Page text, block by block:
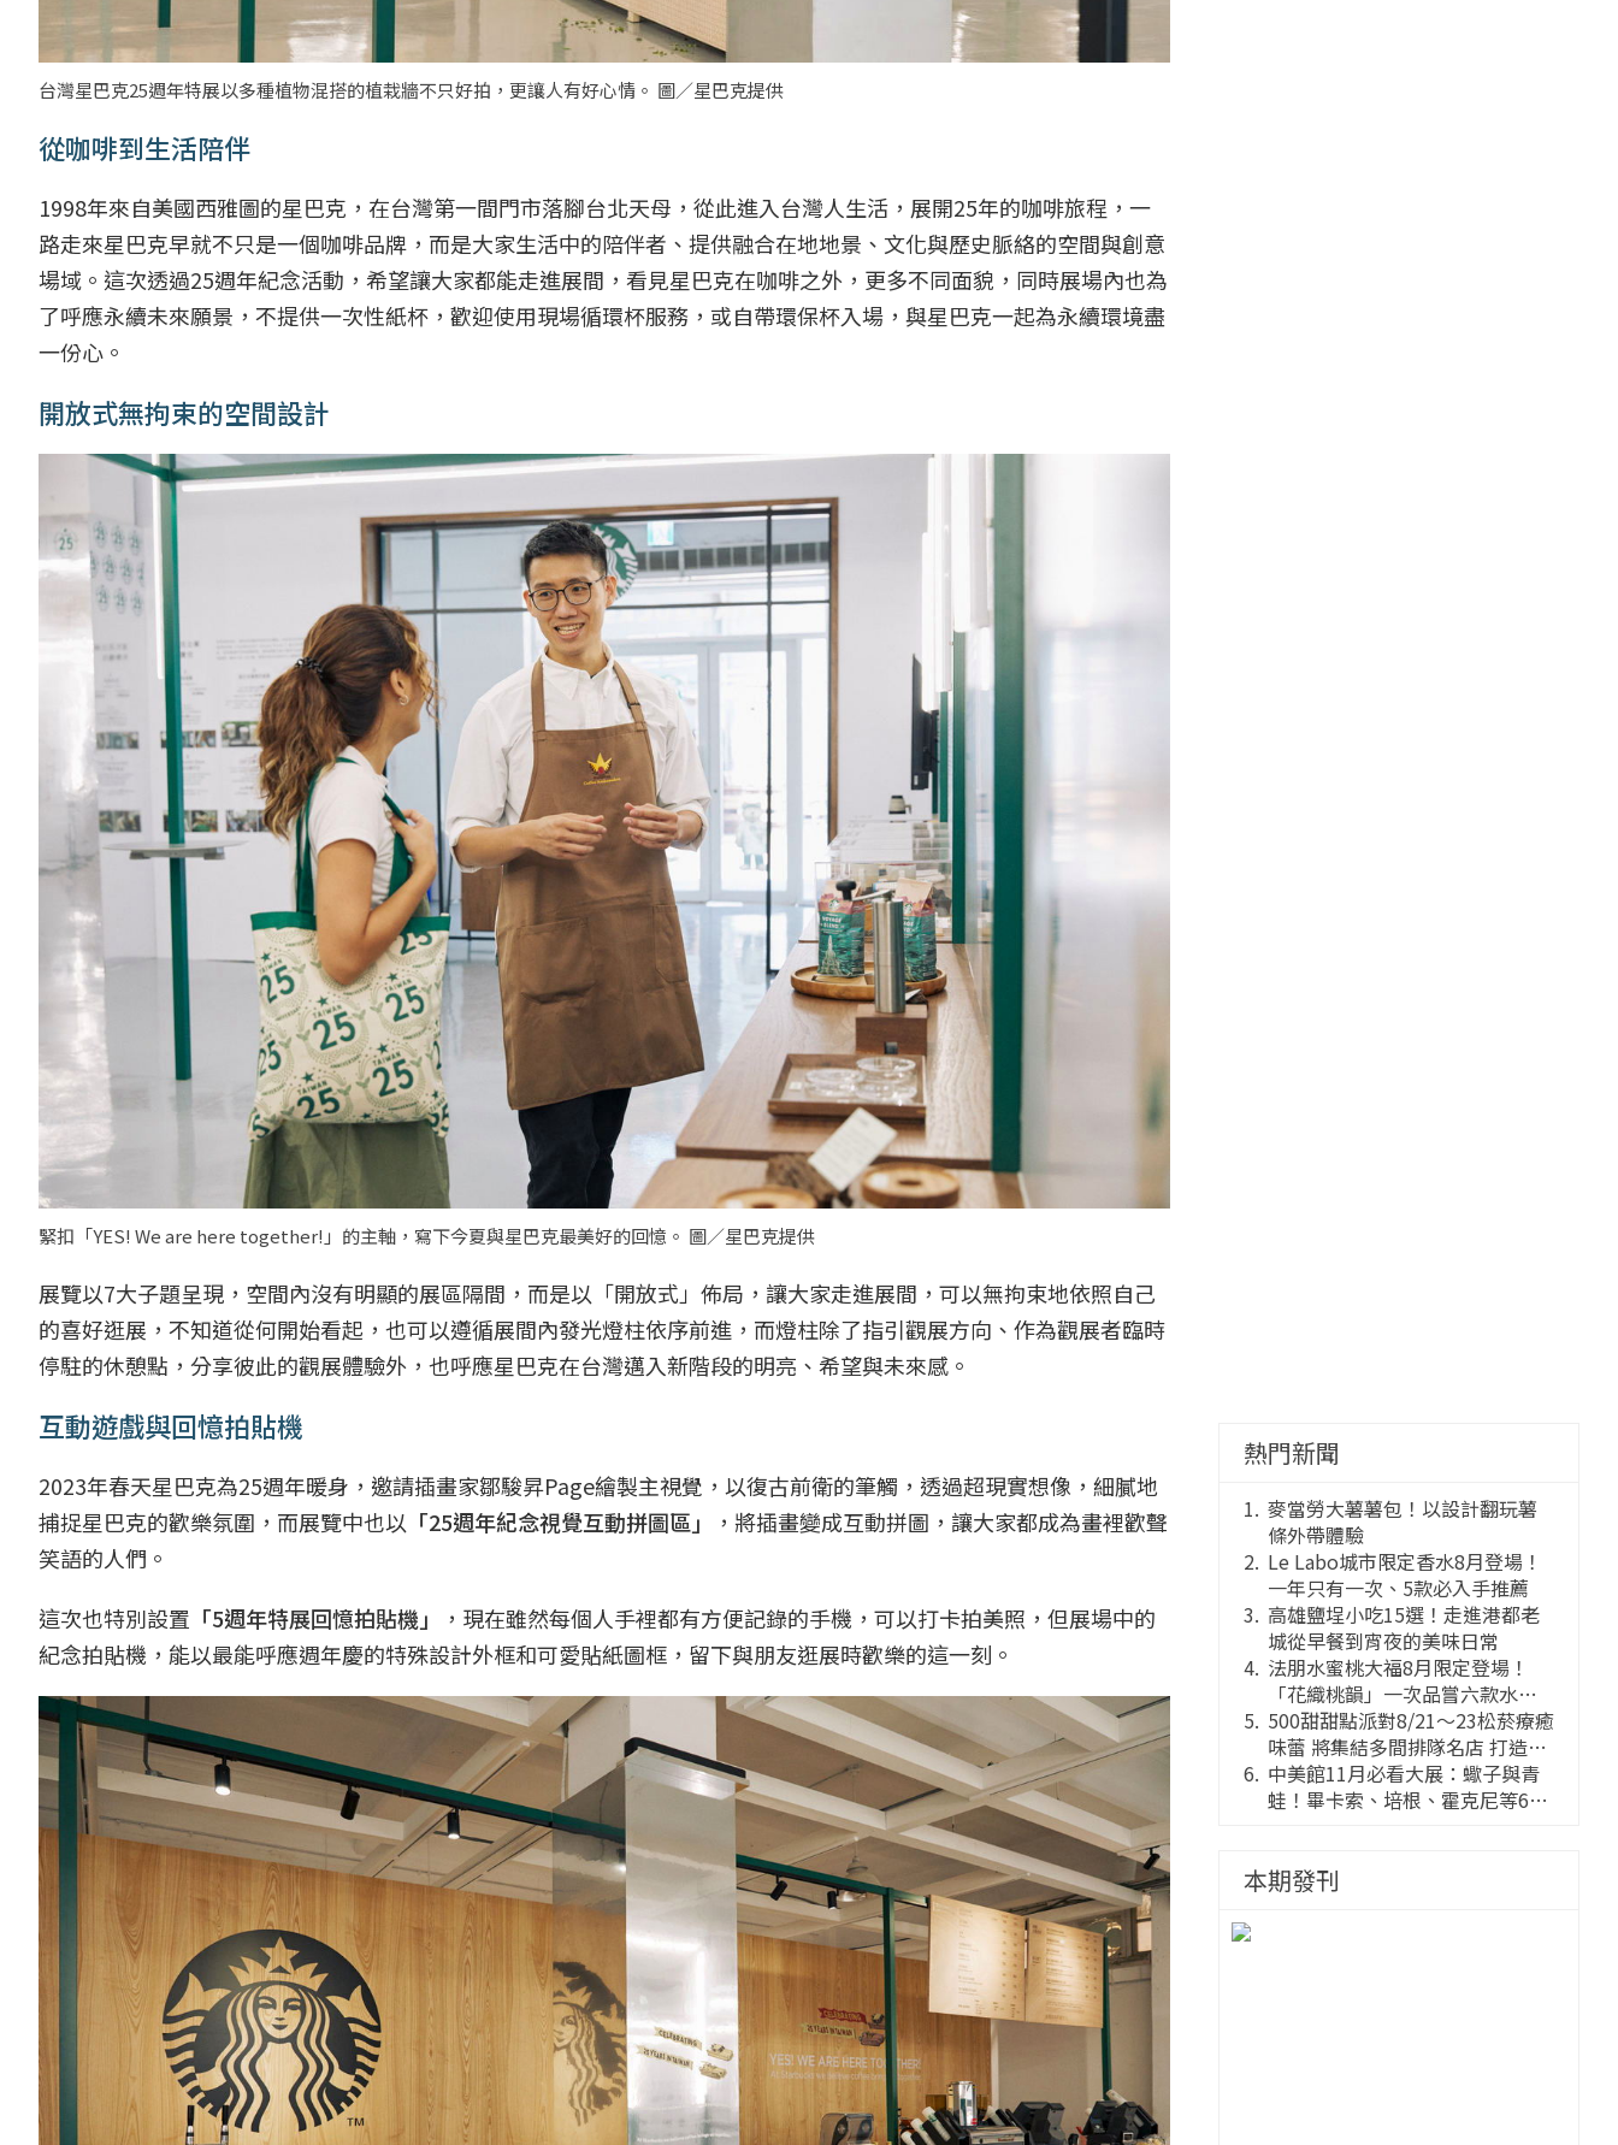
台灣星巴克25週年特展以多種植物混搭的植栽牆不只好拍，更讓人有好心情。 圖／星巴克提供
從咖啡到生活陪伴
1998年來自美國西雅圖的星巴克，在台灣第一間門市落腳台北天母，從此進入台灣人生活，展開25年的咖啡旅程，一
路走來星巴克早就不只是一個咖啡品牌，而是大家生活中的陪伴者、提供融合在地地景、文化與歷史脈絡的空間與創意
場域。這次透過25週年紀念活動，希望讓大家都能走進展間，看見星巴克在咖啡之外，更多不同面貌，同時展場內也為
了呼應永續未來願景，不提供一次性紙杯，歡迎使用現場循環杯服務，或自帶環保杯入場，與星巴克一起為永續環境盡
一份心。
開放式無拘束的空間設計
緊扣「YES! We are here together!」的主軸，寫下今夏與星巴克最美好的回憶。 圖／星巴克提供
展覽以7大子題呈現，空間內沒有明顯的展區隔間，而是以「開放式」佈局，讓大家走進展間，可以無拘束地依照自己
的喜好逛展，不知道從何開始看起，也可以遵循展間內發光燈柱依序前進，而燈柱除了指引觀展方向、作為觀展者臨時
停駐的休憩點，分享彼此的觀展體驗外，也呼應星巴克在台灣邁入新階段的明亮、希望與未來感。
互動遊戲與回憶拍貼機
2023年春天星巴克為25週年暖身，邀請插畫家鄒駿昇Page繪製主視覺，以復古前衛的筆觸，透過超現實想像，細膩地
捕捉星巴克的歡樂氛圍，而展覽中也以 「25週年紀念視覺互動拼圖區」
，將插畫變成互動拼圖，讓大家都成為畫裡歡聲
笑語的人們。
這次也特別設置 「5週年特展回憶拍貼機」
，現在雖然每個人手裡都有方便記錄的手機，可以打卡拍美照，但展場中的
紀念拍貼機，能以最能呼應週年慶的特殊設計外框和可愛貼紙圖框，留下與朋友逛展時歡樂的這一刻。
熱門新聞
麥當勞大薯薯包！以設計翻玩薯
條外帶體驗
Le Labo城市限定香水8月登場！
一年只有一次、5款必入手推薦
高雄鹽埕小吃15選！走進港都老
城從早餐到宵夜的美味日常
法朋水蜜桃大福8月限定登場！
「花織桃韻」一次品嘗六款水蜜
桃花果大福
500甜甜點派對8/21～23松菸療癒
味蕾 將集結多間排隊名店 打造靈
感創意的舞台
中美館11月必看大展：蠍子與青
蛙！畢卡索、培根、霍克尼等66
本期發刊